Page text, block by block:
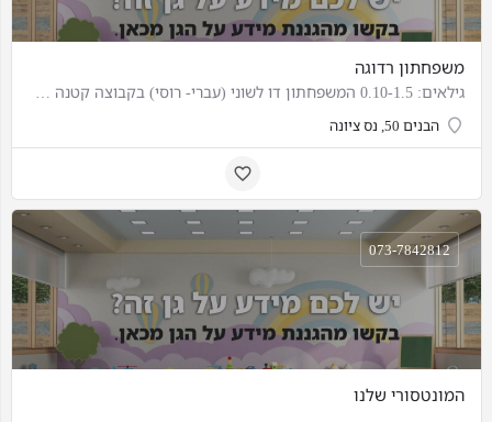
משפחתון רדוגה
גילאים: 0.10-1.5 המשפחתון דו לשוני (עברי- רוסי) בקבוצה קטנה של עד 5 פעוטות, באווירה מונטסורית בדגש על מענה…
הבנים 50, נס ציונה
המונטסורי שלנו
073-7842812